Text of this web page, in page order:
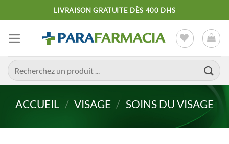
au
contenu
LIVRAISON GRATUITE DÈS 400 DHS
Recherche
pour :
ACCUEIL / VISAGE / SOINS DU VISAGE